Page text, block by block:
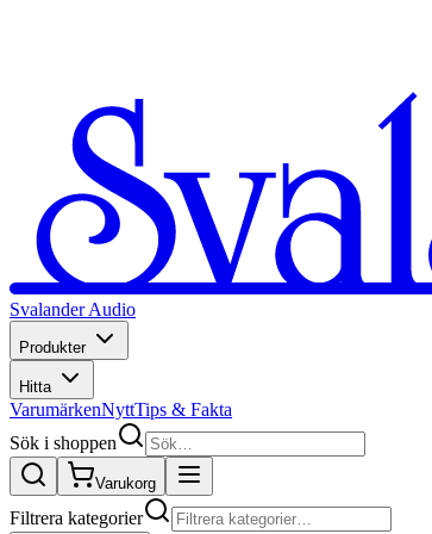
Svalander Audio
Produkter
Hitta
VarumärkenNyttTips & Fakta
Sök i shoppen
Varukorg
Filtrera kategorier